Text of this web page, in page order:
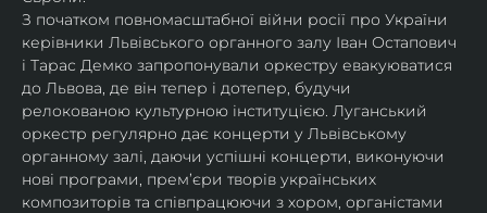
З початком повномасштабної війни росії про України
керівники Львівського органного залу Іван Остапович
і Тарас Демко запропонували оркестру евакуюватися
до Львова, де він тепер і дотепер, будучи
релокованою культурною інституцією. Луганський
оркестр регулярно дає концерти у Львівському
органному залі, даючи успішні концерти, виконуючи
нові програми, прем’єри творів українських
композиторів та співпрацюючи з хором, органістами